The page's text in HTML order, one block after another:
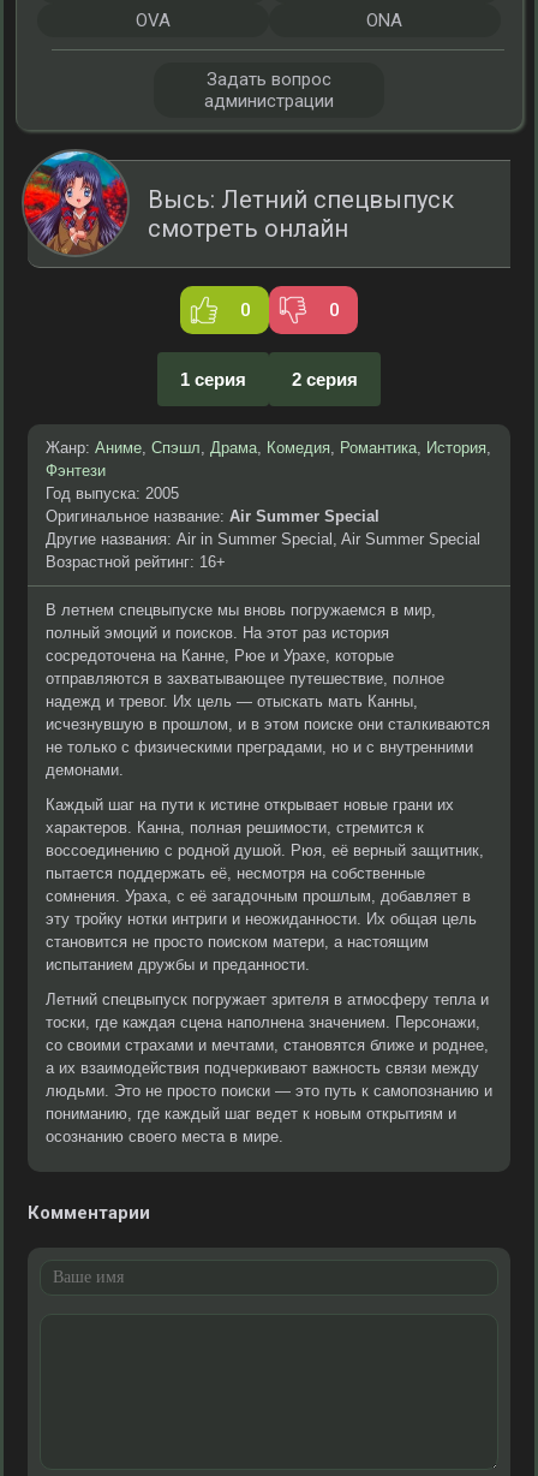
Высь: Летний спецвыпуск
смотреть онлайн
0 0
1 серия 2 серия
Жанр: Аниме, Спэшл, Драма, Комедия, Романтика, История,
Фэнтези
Год выпуска: 2005
Оригинальное название: Air Summer Special
Другие названия: Air in Summer Special, Air Summer Special
Возрастной рейтинг: 16+
В летнем спецвыпуске мы вновь погружаемся в мир,
полный эмоций и поисков. На этот раз история
сосредоточена на Канне, Рюе и Урахе, которые
отправляются в захватывающее путешествие, полное
надежд и тревог. Их цель — отыскать мать Канны,
исчезнувшую в прошлом, и в этом поиске они сталкиваются
не только с физическими преградами, но и с внутренними
демонами.
Каждый шаг на пути к истине открывает новые грани их
характеров. Канна, полная решимости, стремится к
воссоединению с родной душой. Рюя, её верный защитник,
пытается поддержать её, несмотря на собственные
сомнения. Ураха, с её загадочным прошлым, добавляет в
эту тройку нотки интриги и неожиданности. Их общая цель
становится не просто поиском матери, а настоящим
испытанием дружбы и преданности.
Летний спецвыпуск погружает зрителя в атмосферу тепла и
тоски, где каждая сцена наполнена значением. Персонажи,
со своими страхами и мечтами, становятся ближе и роднее,
а их взаимодействия подчеркивают важность связи между
людьми. Это не просто поиски — это путь к самопознанию и
пониманию, где каждый шаг ведет к новым открытиям и
осознанию своего места в мире.
Комментарии
OVA
ONA
Задать вопрос
администрации